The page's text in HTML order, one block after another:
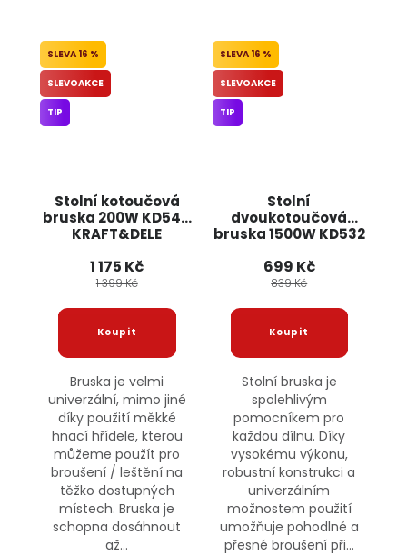
Stolní kotoučová
bruska 200W KD544
KRAFT&DELE
16 %
SLEVOAKCE
TIP
1 175 Kč
1 399 Kč
Bruska je velmi
univerzální, mimo jiné
díky použití měkké
hnací hřídele, kterou
můžeme použít pro
broušení / leštění na
těžko dostupných
místech. Bruska je
schopna dosáhnout
až...
Stolní
dvoukotoučová
bruska 1500W KD532
16 %
SLEVOAKCE
TIP
699 Kč
839 Kč
Stolní bruska je
spolehlivým
pomocníkem pro
každou dílnu. Díky
vysokému výkonu,
robustní konstrukci a
univerzálním
možnostem použití
umožňuje pohodlné a
přesné broušení při...